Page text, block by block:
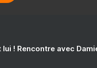
! Rencontre avec